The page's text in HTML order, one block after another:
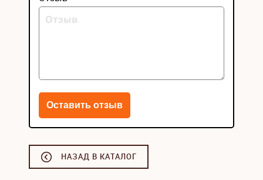
НАЗАД В КАТАЛОГ